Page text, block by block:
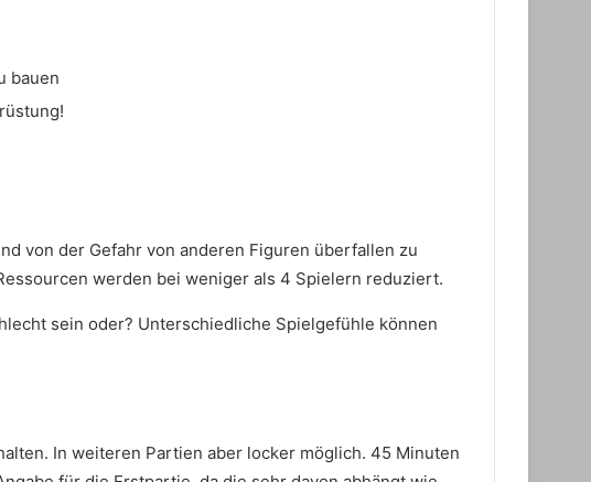
bauen
von der Gefahr von anderen Figuren überfallen zu
werden bei weniger als 4 Spielern reduziert.
sein oder? Unterschiedliche Spielgefühle können
In weiteren Partien aber locker möglich. 45 Minuten